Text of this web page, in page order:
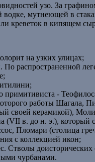
узо. За
мутнеющей в
креветок в кипящем
на узких улицах;
распространенной
примитивиста -
работы Шагала,
своей керамикой),
(VII в. до н. э.),
Пломари (столица
с коллекцией икон;
Стволы доисторических
чурбанами.